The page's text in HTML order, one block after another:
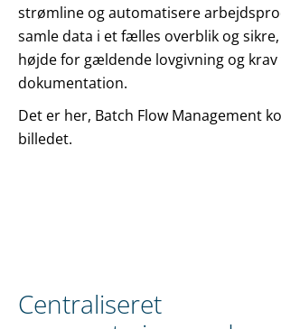
strømline og automatisere
samle data i et fælles overblik og
højde for gældende lovgivning og krav
dokumentation.
Det er her, Batch Flow Management
billedet.
Centraliseret